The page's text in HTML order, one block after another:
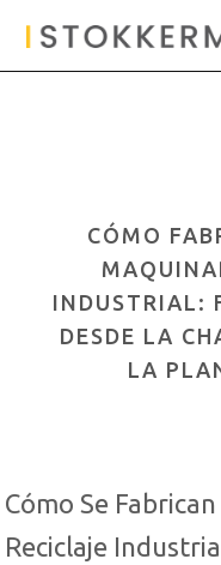
CÓMO
INDUSTRIAL:
DESDE LA
LA
Cómo Se
Reciclaje